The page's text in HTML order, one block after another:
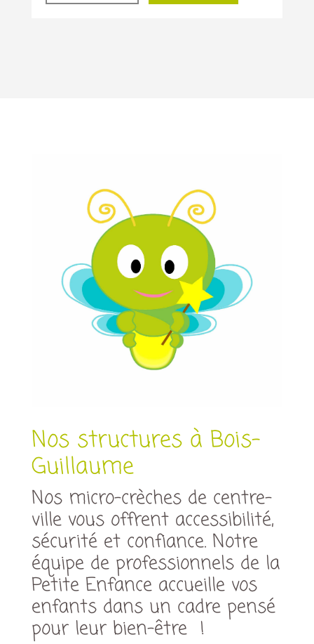
Nos structures à Bois-
Guillaume
Nos micro-crèches de centre-
ville vous offrent accessibilité,
sécurité et confiance. Notre
équipe de professionnels de la
Petite Enfance accueille vos
enfants dans un cadre pensé
pour leur bien-être !